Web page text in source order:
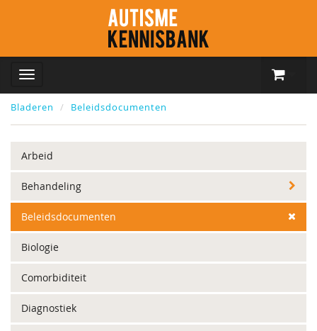
Bladeren Beleidsdocumenten
Arbeid
Behandeling
Beleidsdocumenten
Biologie
Comorbiditeit
Diagnostiek